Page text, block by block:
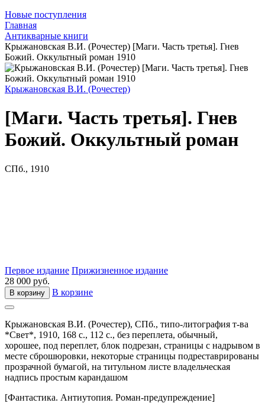
Новые поступления
Главная
Антикварные книги
Крыжановская В.И. (Рочестер) [Маги. Часть третья]. Гнев
Божий. Оккультный роман 1910
Крыжановская В.И. (Рочестер)
[Маги. Часть третья]. Гнев
Божий. Оккультный роман
СПб., 1910
Первое издание Прижизненное издание
28 000 руб.
В корзину В корзине
Крыжановская В.И. (Рочестер), СПб., типо-литография т-ва
*Свет*, 1910, 168 с., 112 с., без переплета, обычный,
хорошее, под переплет, блок подрезан, страницы с надрывом в
месте сброшюровки, некоторые страницы подреставрированы
прозрачной бумагой, на титульном листе владельческая
надпись простым карандашом
[Фантастика. Антиутопия. Роман-предупреждение]